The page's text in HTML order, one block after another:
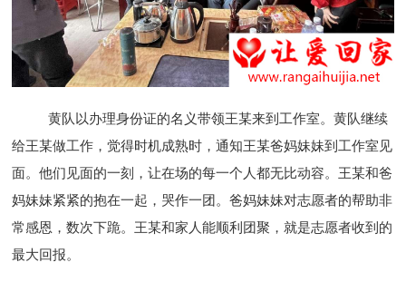
黄队以办理身份证的名义带领王某来到工作室。黄队继续
给王某做工作，觉得时机成熟时，通知王某爸妈妹妹到工作室见
面。他们见面的一刻，让在场的每一个人都无比动容。王某和爸
妈妹妹紧紧的抱在一起，哭作一团。爸妈妹妹对志愿者的帮助非
常感恩，数次下跪。王某和家人能顺利团聚，就是志愿者收到的
最大回报。